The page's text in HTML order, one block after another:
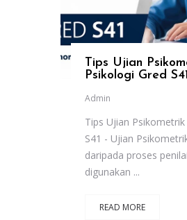
Tips Ujian
Psikologi Gred S41
Admin
Tips Ujian
S41 - Ujian
daripada proses
digunakan ...
READ MORE